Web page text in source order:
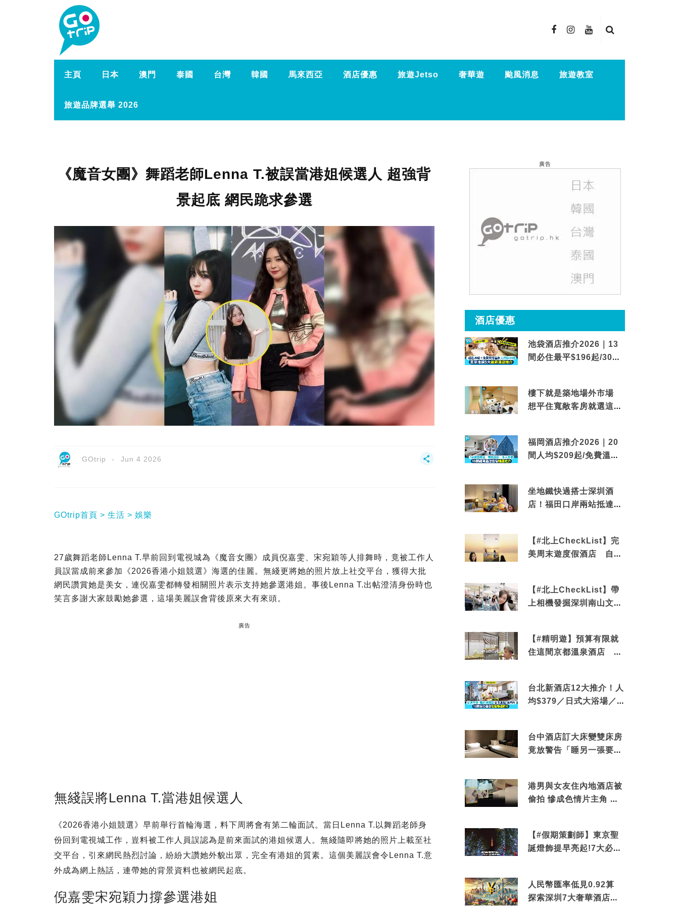
主頁 日本 澳門 泰國 台灣 韓國 馬來西亞 酒店優惠 旅遊Jetso 奢華遊 颱風消息 旅遊教室
旅遊品牌選舉 2026
《魔音女團》舞蹈老師Lenna T.被誤當港姐候選人 超強背
景起底 網民跪求參選
GOtrip Jun 4 2026
GOtrip首頁 生活 娛樂
27歲舞蹈老師Lenna T.早前回到電視城為《魔音女團》成員倪嘉雯、宋宛穎等人排舞時，竟被工作人
員誤當成前來參加《2026香港小姐競選》海選的佳麗。無綫更將她的照片放上社交平台，獲得大批
網民讚賞她是美女，連倪嘉雯都轉發相關照片表示支持她參選港姐。事後Lenna T.出帖澄清身份時也
笑言多謝大家鼓勵她參選，這場美麗誤會背後原來大有來頭。
廣告
無綫誤將Lenna T.當港姐候選人
《2026香港小姐競選》早前舉行首輪海選，料下周將會有第二輪面試。當日Lenna T.以舞蹈老師身
份回到電視城工作，豈料被工作人員誤認為是前來面試的港姐候選人。無綫隨即將她的照片上載至社
交平台，引來網民熱烈討論，紛紛大讚她外貌出眾，完全有港姐的質素。這個美麗誤會令Lenna T.意
外成為網上熱話，連帶她的背景資料也被網民起底。
倪嘉雯宋宛穎力撐參選港姐
廣告
酒店優惠
池袋酒店推介2026｜13
間必住最平$196起/30秒
樓下就是築地場外市場
想平住寬敞客房就選這間
福岡酒店推介2026｜20
間人均$209起/免費溫泉/
坐地鐵快過搭士深圳酒
店！福田口岸兩站抵達
【#北上CheckList】完
美周末遊度假酒店 自帶
【#北上CheckList】帶
上相機發掘深圳南山文藝
【#精明遊】預算有限就
住這間京都溫泉酒店 車
台北新酒店12大推介！人
均$379／日式大浴場／1
台中酒店訂大床變雙床房
竟放警告「睡另一張要加
港男與女友住內地酒店被
偷拍 慘成色情片主角 鏡
【#假期策劃師】東京聖
誕燈飾提早亮起!7大必去
人民幣匯率低見0.92算
探索深圳7大奢華酒店體